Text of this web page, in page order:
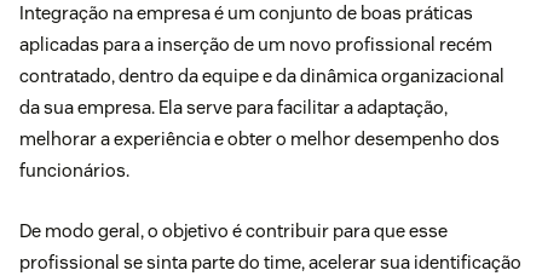
Integração na empresa é um conjunto de boas práticas
aplicadas para a inserção de um novo profissional recém
contratado, dentro da equipe e da dinâmica organizacional
da sua empresa. Ela serve para facilitar a adaptação,
melhorar a experiência e obter o melhor desempenho dos
funcionários.
De modo geral, o objetivo é contribuir para que esse
profissional se sinta parte do time, acelerar sua identificação